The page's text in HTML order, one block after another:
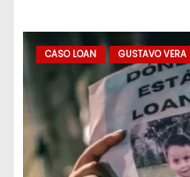
CASO LOAN GUSTAVO VERA